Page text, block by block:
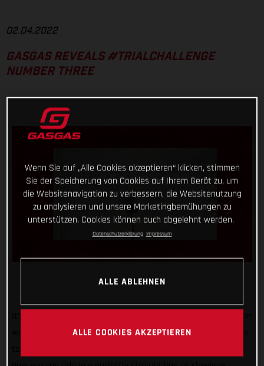
02.04.2022
GASGAS REVEALS #TRIALCHALLENGE
NUMBER THREE
with each passing month! For April we’re putting your balance
Wenn Sie auf „Alle Cookies akzeptieren“ klicken, stimmen
Sie der Speicherung von Cookies auf Ihrem Gerät zu, um
die Websitenavigation zu verbessern, die Websitenutzung
zu analysieren und unsere Marketingbemühungen zu
unterstützen. Cookies können auch abgelehnt werden.
Datenschutzerklärung Impressum
ALLE ABLEHNEN
ALLE COOKIES AKZEPTIEREN